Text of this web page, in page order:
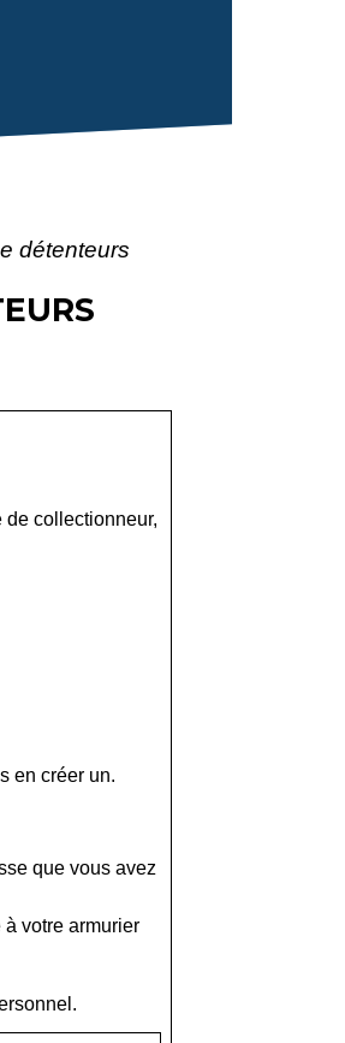
détenteurs
de collectionneur,
en créer un.
que vous avez
votre armurier